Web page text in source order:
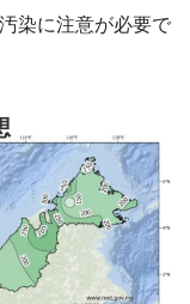
染に注意が必要で